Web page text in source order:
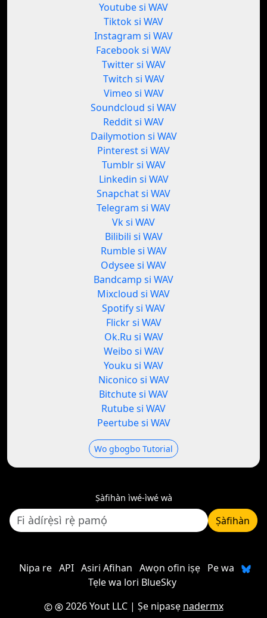
Youtube si WAV
Tiktok si WAV
Instagram si WAV
Facebook si WAV
Twitter si WAV
Twitch si WAV
Vimeo si WAV
Soundcloud si WAV
Reddit si WAV
Dailymotion si WAV
Pinterest si WAV
Tumblr si WAV
Linkedin si WAV
Snapchat si WAV
Telegram si WAV
Vk si WAV
Bilibili si WAV
Rumble si WAV
Odysee si WAV
Bandcamp si WAV
Mixcloud si WAV
Spotify si WAV
Flickr si WAV
Ok.Ru si WAV
Weibo si WAV
Youku si WAV
Niconico si WAV
Bitchute si WAV
Rutube si WAV
Peertube si WAV
Wo gbogbo Tutorial
Ṣàfihàn ìwé-ìwé wà
Ṣàfihàn
Nipa re API Asiri Afihan Awọn ofin iṣẹ
Pe wa
Tẹle wa lori BlueSky
2026 Yout LLC| Ṣe nipasẹ nadermx